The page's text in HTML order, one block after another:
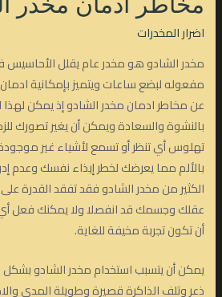
اضرار المخدرات
مخدر الشادو هو مخدر عام يقلل
مفعوله لبضع ساعات ويتميز بإمكانية
عن مخاطر ادمان مخدر الشادو إذ يمكن لهذا
بالنشوة والسعادة ويمكن أن يغير تصورك
تهلوس أي تنظر أو تسمع لأشياء غير
بالألم مما يعرضك لخطر إيذاء نفسك وعدم
الكثير من مخدر الشادو فقد تفقد القدرة
عقلك وجسمك قد انفصلا ولا يمكنك فعل
أن تكون تجربة مخيفة للغاية.
يمكن أن يتسبب استخدام مخدر الشادو بشكل
ذعر وتلف الذاكرة قصيرة وطويلة المدى